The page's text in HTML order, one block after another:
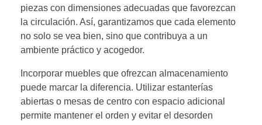
piezas con dimensiones adecuadas que favorezcan
la circulación. Así, garantizamos que cada elemento
no solo se vea bien, sino que contribuya a un
ambiente práctico y acogedor.
Incorporar muebles que ofrezcan almacenamiento
puede marcar la diferencia. Utilizar estanterías
abiertas o mesas de centro con espacio adicional
permite mantener el orden y evitar el desorden